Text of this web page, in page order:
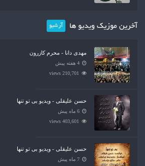
آخرین موزیک ویدیو ها آرشیو
مهدی دانا - محرم کازرون
4 هفته پیش
210,701 views
حسن علیقلی - ویدیو بی تو تنها
6 ماه پیش
403,601 views
حسن علیقلی - ویدیو بی تو تنها
7 ماه پیش